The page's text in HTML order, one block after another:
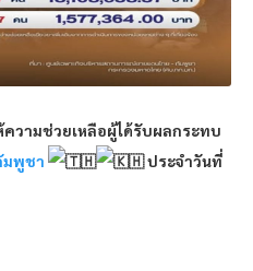
วามช่วยเหลือผู้ได้รับผลกระทบ
มพูชา
ประจำวันที่